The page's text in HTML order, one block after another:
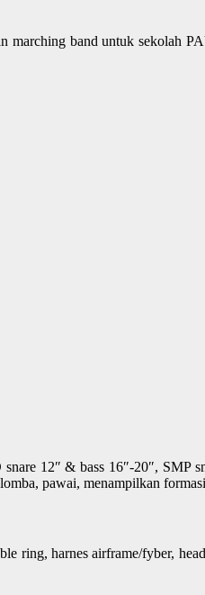
marching band untuk sekolah
12″ & bass 16″-20″, SMP
pawai, menampilkan
ring, harnes airframe/fyber,